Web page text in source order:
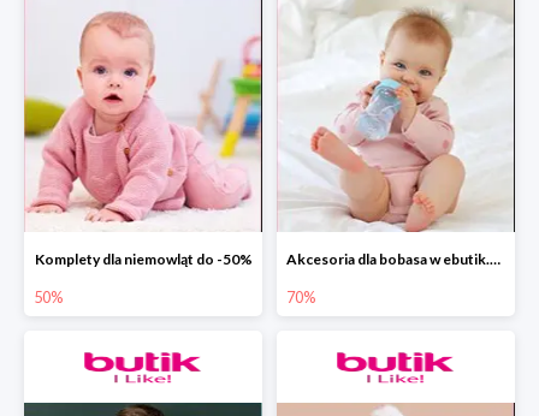
Komplety dla niemowląt do -50%
50%
Akcesoria dla bobasa w ebutik.pl do -70%
70%